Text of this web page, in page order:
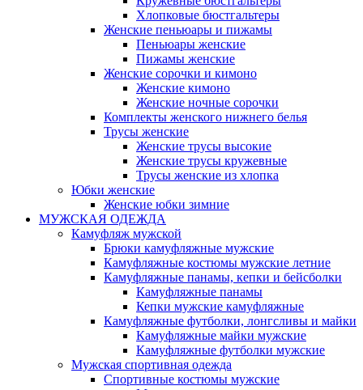
Хлопковые бюстгальтеры
Женские пеньюары и пижамы
Пеньюары женские
Пижамы женские
Женские сорочки и кимоно
Женские кимоно
Женские ночные сорочки
Комплекты женского нижнего белья
Трусы женские
Женские трусы высокие
Женские трусы кружевные
Трусы женские из хлопка
Юбки женские
Женские юбки зимние
МУЖСКАЯ ОДЕЖДА
Камуфляж мужской
Брюки камуфляжные мужские
Камуфляжные костюмы мужские летние
Камуфляжные панамы, кепки и бейсболки
Камуфляжные панамы
Кепки мужские камуфляжные
Камуфляжные футболки, лонгсливы и майки
Камуфляжные майки мужские
Камуфляжные футболки мужские
Мужская спортивная одежда
Спортивные костюмы мужские